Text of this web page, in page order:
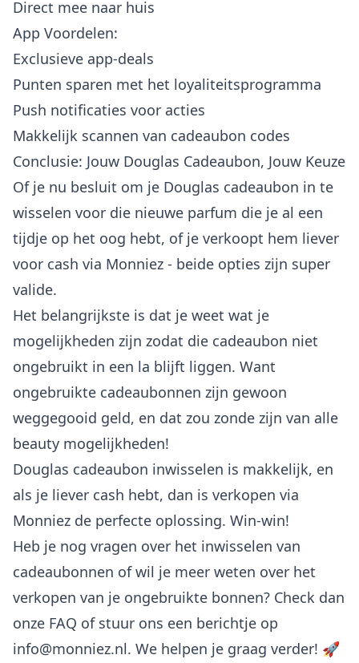
Direct mee naar huis
App Voordelen:
Exclusieve app-deals
Punten sparen met het loyaliteitsprogramma
Push notificaties voor acties
Makkelijk scannen van cadeaubon codes
Conclusie: Jouw Douglas Cadeaubon, Jouw Keuze
Of je nu besluit om je Douglas cadeaubon in te
wisselen voor die nieuwe parfum die je al een
tijdje op het oog hebt, of je verkoopt hem liever
voor cash via Monniez - beide opties zijn super
valide.
Het belangrijkste is dat je weet wat je
mogelijkheden zijn zodat die cadeaubon niet
ongebruikt in een la blijft liggen. Want
ongebruikte cadeaubonnen zijn gewoon
weggegooid geld, en dat zou zonde zijn van alle
beauty mogelijkheden!
Douglas cadeaubon inwisselen is makkelijk, en
als je liever cash hebt, dan is verkopen via
Monniez de perfecte oplossing. Win-win!
Heb je nog vragen over het inwisselen van
cadeaubonnen of wil je meer weten over het
verkopen van je ongebruikte bonnen? Check dan
onze FAQ of stuur ons een berichtje op
info@monniez.nl. We helpen je graag verder! 🚀